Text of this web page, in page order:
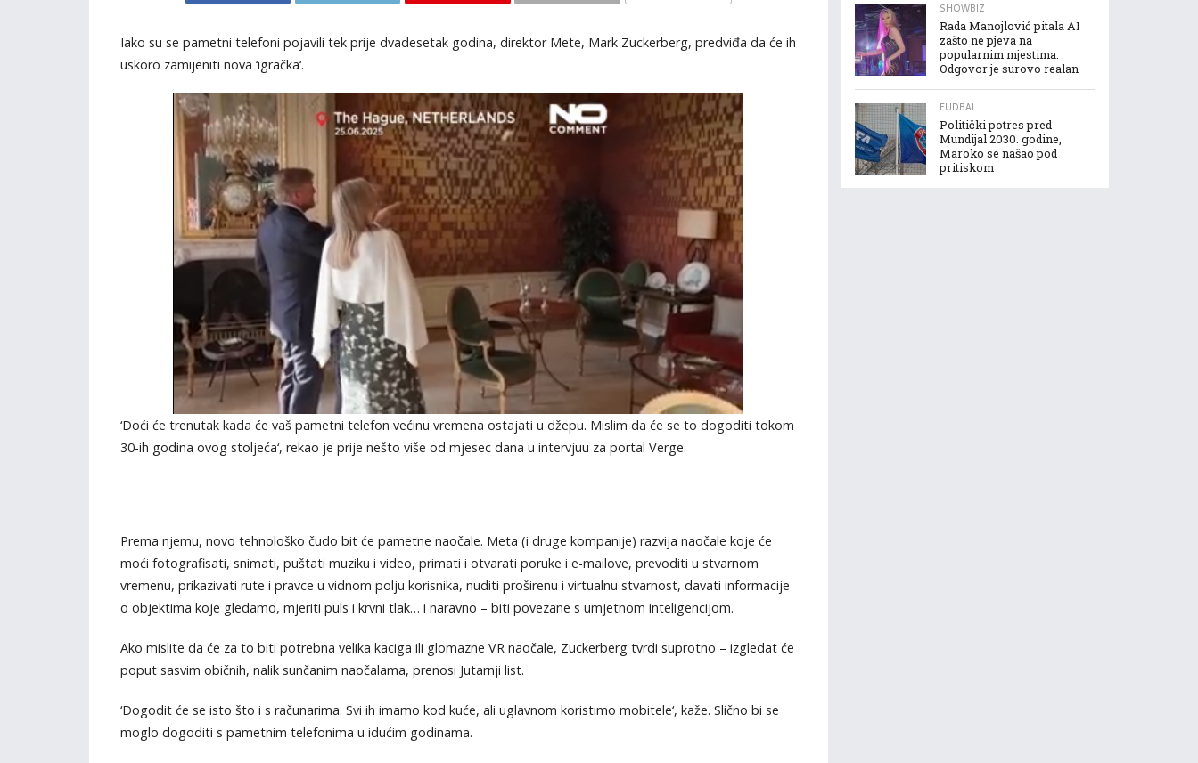
Iako su se pametni telefoni pojavili tek prije dvadesetak godina, direktor Mete, Mark Zuckerberg, predviđa da će ih
uskoro zamijeniti nova ‘igračka‘.
‘Doći će trenutak kada će vaš pametni telefon većinu vremena ostajati u džepu. Mislim da će se to dogoditi tokom
30-ih godina ovog stoljeća‘, rekao je prije nešto više od mjesec dana u intervjuu za portal Verge.
Prema njemu, novo tehnološko čudo bit će pametne naočale. Meta (i druge kompanije) razvija naočale koje će
moći fotografisati, snimati, puštati muziku i video, primati i otvarati poruke i e-mailove, prevoditi u stvarnom
vremenu, prikazivati rute i pravce u vidnom polju korisnika, nuditi proširenu i virtualnu stvarnost, davati informacije
o objektima koje gledamo, mjeriti puls i krvni tlak… i naravno – biti povezane s umjetnom inteligencijom.
Ako mislite da će za to biti potrebna velika kaciga ili glomazne VR naočale, Zuckerberg tvrdi suprotno – izgledat će
poput sasvim običnih, nalik sunčanim naočalama, prenosi Jutarnji list.
‘Dogodit će se isto što i s računarima. Svi ih imamo kod kuće, ali uglavnom koristimo mobitele‘, kaže. Slično bi se
moglo dogoditi s pametnim telefonima u idućim godinama.
SHOWBIZ
Rada Manojlović pitala AI
zašto ne pjeva na
popularnim mjestima:
Odgovor je surovo realan
FUDBAL
Politički potres pred
Mundijal 2030. godine,
Maroko se našao pod
pritiskom